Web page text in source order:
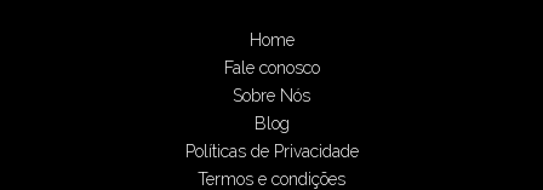
Home
Fale conosco
Sobre Nós
Blog
Políticas de Privacidade
Termos e condições